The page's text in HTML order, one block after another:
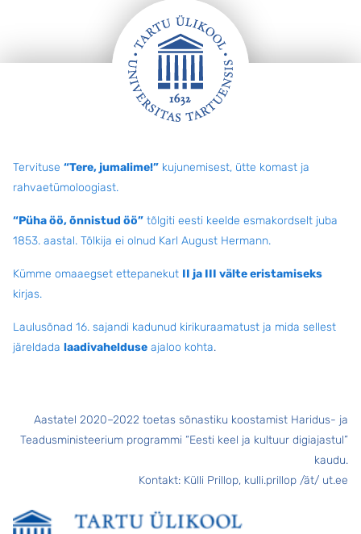
Tervituse “Tere, jumalime!” kujunemisest, ütte komast ja
rahvaetümoloogiast.
“Püha öö, õnnistud öö” tõlgiti eesti keelde esmakordselt juba
1853. aastal. Tõlkija ei olnud Karl August Hermann.
Kümme omaaegset ettepanekut II ja III välte eristamiseks
kirjas.
Laulusõnad 16. sajandi kadunud kirikuraamatust ja mida sellest
järeldada laadivahelduse ajaloo kohta.
Aastatel 2020–2022 toetas sõnastiku koostamist Haridus- ja
Teadusministeerium programmi “Eesti keel ja kultuur digiajastul”
kaudu.
Kontakt: Külli Prillop, kulli.prillop /ät/ ut.ee